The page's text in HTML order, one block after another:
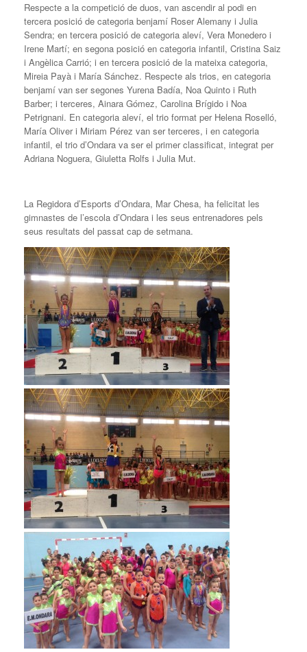
Respecte a la competició de duos, van ascendir al podi en
tercera posició de categoria benjamí Roser Alemany i Julia
Sendra; en tercera posició de categoria aleví, Vera Monedero i
Irene Martí; en segona posició en categoria infantil, Cristina Saiz
i Angèlica Carrió; i en tercera posició de la mateixa categoria,
Mireia Payà i María Sánchez. Respecte als trios, en categoria
benjamí van ser segones Yurena Badía, Noa Quinto i Ruth
Barber; i terceres, Ainara Gómez, Carolina Brígido i Noa
Petrignani. En categoria aleví, el trio format per Helena Roselló,
María Oliver i Miriam Pérez van ser terceres, i en categoria
infantil, el trio d’Ondara va ser el primer classificat, integrat per
Adriana Noguera, Giuletta Rolfs i Julia Mut.
La Regidora d’Esports d’Ondara, Mar Chesa, ha felicitat les
gimnastes de l’escola d’Ondara i les seus entrenadores pels
seus resultats del passat cap de setmana.